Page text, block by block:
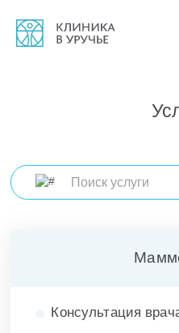
Консультация